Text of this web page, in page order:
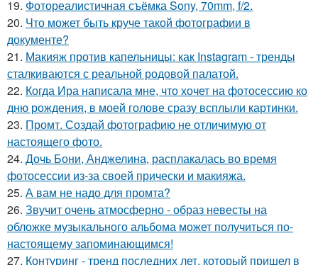
19. Фотореалистичная съёмка Sony, 70mm, f/2.
20. Что может быть круче такой фотографии в
документе?
21. Макияж против капельницы: как Instagram - тренды
сталкиваются с реальной родовой палатой.
22. Когда Ира написала мне, что хочет на фотосессию ко
дню рождения, в моей голове сразу всплыли картинки.
23. Промт. Создай фотографию не отличимую от
настоящего фото.
24. Дочь Бони, Анджелина, расплакалась во время
фотосессии из-за своей прически и макияжа.
25. А вам не надо для промта?
26. Звучит очень атмосферно - образ невесты на
обложке музыкального альбома может получиться по-
настоящему запоминающимся!
27. Контуринг - тренд последних лет, который пришел в